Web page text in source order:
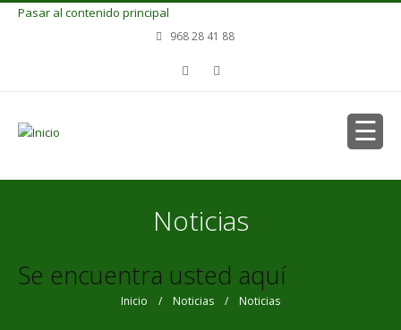
Pasar al contenido principal
968 28 41 88
Noticias
Se encuentra usted aquí
Inicio / Noticias / Noticias